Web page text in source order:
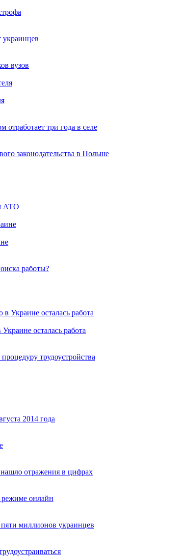
украинцев
вузов
отработает три года в селе
законодательства в Польше
АТО
работы?
осталась работа
трудоустройства
2014 года
отражения в цифрах
онлайн
миллионов украинцев